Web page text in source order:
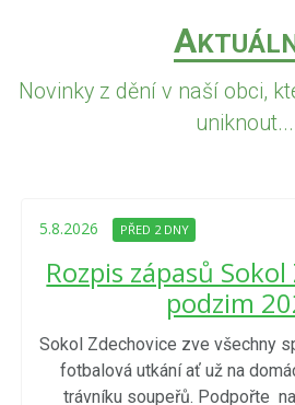
A
Novinky z dění v naší obci,
uniknout...
5.8.2026 PŘED 2 DNY
Rozpis zápasů
podzim
Sokol Zdechovice zve všechny
fotbalová utkání ať už na
trávníku soupeřů. Podpořte